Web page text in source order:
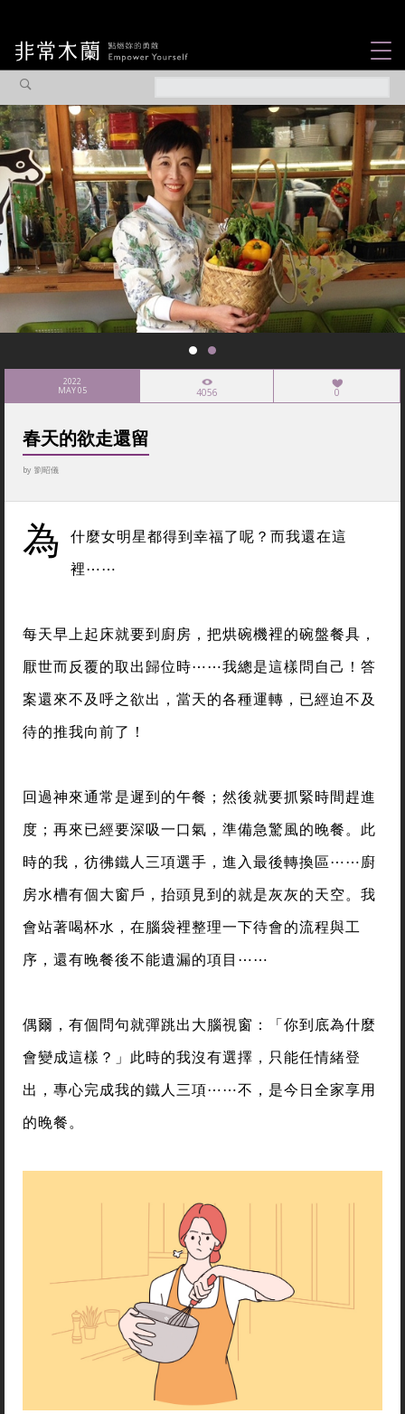
觀點專欄
焦點企劃
社會企業
認識我們
2022
MAY 05 4056 0
春天的欲走還留
by 劉昭儀
為 什麼女明星都得到幸福了呢？而我還在這
裡⋯⋯
每天早上起床就要到廚房，把烘碗機裡的碗盤餐具，
厭世而反覆的取出歸位時⋯⋯我總是這樣問自己！答
案還來不及呼之欲出，當天的各種運轉，已經迫不及
待的推我向前了！
回過神來通常是遲到的午餐；然後就要抓緊時間趕進
度；再來已經要深吸一口氣，準備急驚風的晚餐。此
時的我，彷彿鐵人三項選手，進入最後轉換區⋯⋯廚
房水槽有個大窗戶，抬頭見到的就是灰灰的天空。我
會站著喝杯水，在腦袋裡整理一下待會的流程與工
序，還有晚餐後不能遺漏的項目⋯⋯
偶爾，有個問句就彈跳出大腦視窗：「你到底為什麼
會變成這樣？」此時的我沒有選擇，只能任情緒登
出，專心完成我的鐵人三項⋯⋯不，是今日全家享用
的晚餐。